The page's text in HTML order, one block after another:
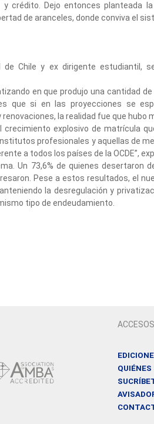
crédito. Dejo entonces planteada
de aranceles, donde conviva el
de Chile y ex dirigente estudiantil,
en que produjo una cantidad
que si en las proyecciones se
la realidad fue que hubo
explosivo de matrícula
profesionales y aquellas de
a todos los países de la OCDE”,
Un 73,6% de quienes desertaron
Pese a estos resultados, el
la desregulación y
tipo de endeudamiento.
QUIÉNES